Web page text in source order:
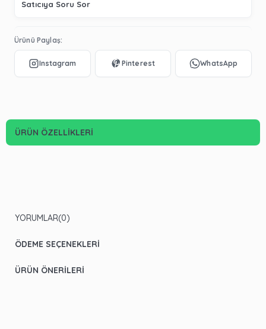
Satıcıya Soru Sor
Ürünü Paylaş:
ÜRÜN ÖZELLIKLERI
YORUMLAR(0)
ÖDEME SEÇENEKLERI
ÜRÜN ÖNERILERI